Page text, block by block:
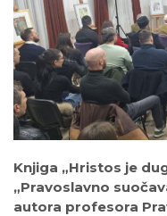
Knjiga „Hristos je
„Pravoslavno
autora profesora